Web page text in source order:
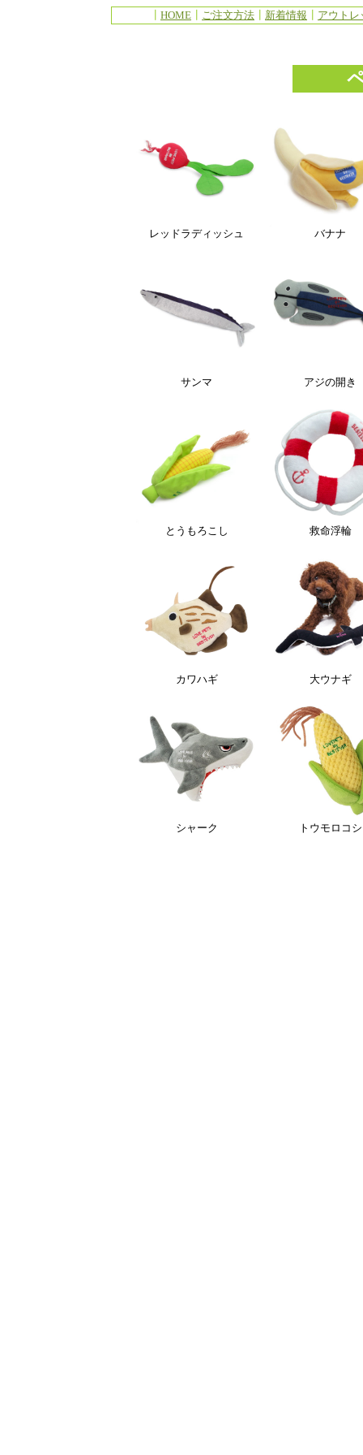
HOME ご注文方法 新着情報 アウトレ
レッドラディッシュ バナナ
サンマ アジの開き
とうもろこし 救命浮輪
カワハギ 大ウナギ
シャーク トウモロコシ